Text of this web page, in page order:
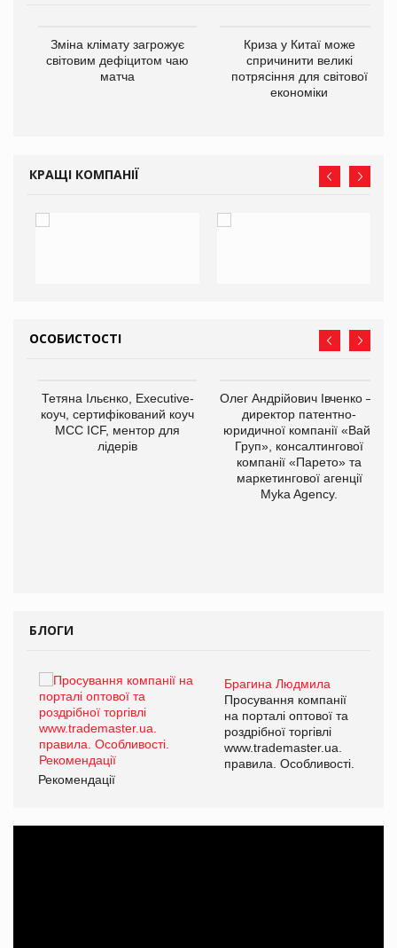
Зміна клімату загрожує
світовим дефіцитом чаю
матча
Криза у Китаї може
спричинити великі
потрясіння для світової
економіки
КРАЩІ КОМПАНІЇ
ОСОБИСТОСТІ
Тетяна Ільєнко, Executive-
коуч, сертифікований коуч
МСС ICF, ментор для
лідерів
Олег Андрійович Івченко —
директор патентно-
юридичної компанії «Вайз
Груп», консалтингової
компанії «Парето» та
маркетингової агенції
Myka Agency.
БЛОГИ
Брагина Людмила
Просування компанії
на порталі оптової та
роздрібної торгівлі
www.trademaster.ua.
правила. Особливості.
Рекомендації